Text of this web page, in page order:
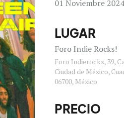
01 Noviembre 2024
LUGAR
Foro Indie Rocks!
Foro Indierocks, 39,
Ciudad de México,
06700, México
PRECIO